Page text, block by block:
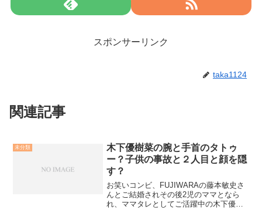
スポンサーリンク
taka1124
関連記事
未分類
木下優樹菜の腕と手首のタトゥ
ー？子供の事故と２人目と顔を隠
す？
お笑いコンビ、FUJIWARAの藤本敏史さ
んとご結婚されその後2児のママとなら
れ、ママタレとしてご活躍中の木下優樹